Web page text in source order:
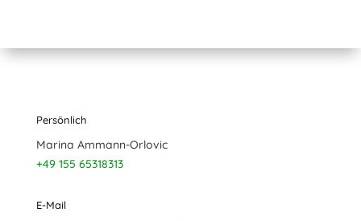
Persönlich
Marina Ammann-Orlovic
+49 155 65318313
E-Mail